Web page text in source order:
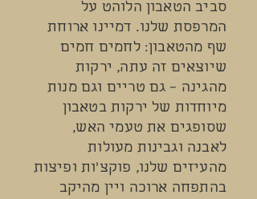
סביב הטאבון הלוהט על
המרפסת שלנו. דמיינו ארוחת
שף מהטאבון: לחמים חמים
שיוצאים זה עתה, ירקות
מהגינה – גם טריים וגם מנות
מיוחדות של ירקות בטאבון
שסופגים את טעמי האש,
לאבנה וגבינות מעולות
מהעיזים שלנו, פוקצ'ות ופיצות
בהתפחה ארוכה ויין מהיקב